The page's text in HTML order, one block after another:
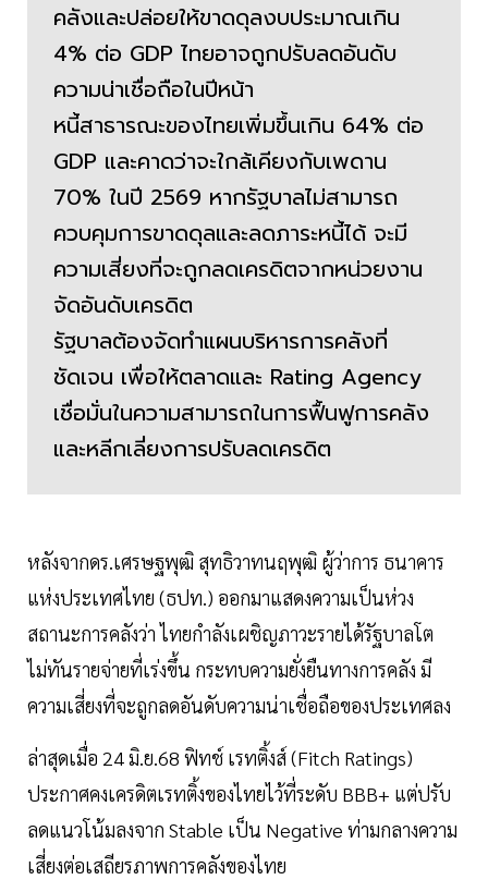
คลังและปล่อยให้ขาดดุลงบประมาณเกิน
4% ต่อ GDP ไทยอาจถูกปรับลดอันดับ
ความน่าเชื่อถือในปีหน้า
หนี้สาธารณะของไทยเพิ่มขึ้นเกิน 64% ต่อ
GDP และคาดว่าจะใกล้เคียงกับเพดาน
70% ในปี 2569 หากรัฐบาลไม่สามารถ
ควบคุมการขาดดุลและลดภาระหนี้ได้ จะมี
ความเสี่ยงที่จะถูกลดเครดิตจากหน่วยงาน
จัดอันดับเครดิต
รัฐบาลต้องจัดทำแผนบริหารการคลังที่
ชัดเจน เพื่อให้ตลาดและ Rating Agency
เชื่อมั่นในความสามารถในการฟื้นฟูการคลัง
และหลีกเลี่ยงการปรับลดเครดิต
หลังจากดร.เศรษฐพุฒิ สุทธิวาทนฤพุฒิ ผู้ว่าการ ธนาคาร
แห่งประเทศไทย (ธปท.) ออกมาแสดงความเป็นห่วง
สถานะการคลังว่า ไทยกำลังเผชิญภาวะรายได้รัฐบาลโต
ไม่ทันรายจ่ายที่เร่งขึ้น กระทบความยั่งยืนทางการคลัง มี
ความเสี่ยงที่จะถูกลดอันดับความน่าเชื่อถือของประเทศลง
ล่าสุดเมื่อ 24 มิ.ย.68 ฟิทช์ เรทติ้งส์ (Fitch Ratings)
ประกาศคงเครดิตเรทติ้งของไทยไว้ที่ระดับ BBB+ แต่ปรับ
ลดแนวโน้มลงจาก Stable เป็น Negative ท่ามกลางความ
เสี่ยงต่อเสถียรภาพการคลังของไทย